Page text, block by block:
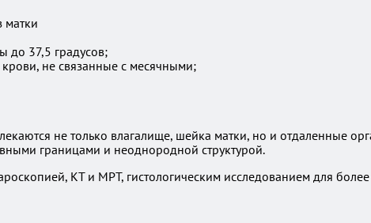
матки
до 37,5 градусов;
не связанные с месячными;
не только влагалище, шейка матки, но и отдаленные
границами и неоднородной структурой.
КТ и МРТ, гистологическим исследованием для